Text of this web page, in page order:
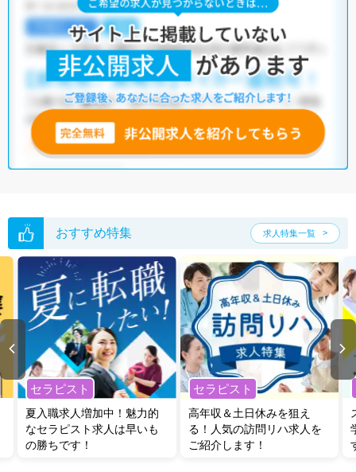
名古屋市の放射線技師求人では以下のような条件が人気です。
土日祝休・積極採用中・ 新卒OK ・ 正社員(正職員)
クリニック・訪問リハビリ(在宅医療)・その他
他の条件でも人気の求人がございますので、「こだわり条件」から検索
いただくか、お気軽にお問い合わせください。
全国の放射線技師求人から検索いただくことも可能です。
無料転職支援サービス
にお申し込みいただくと、ご希望条件をヒアリン
グした上で求人をご提案いたします。
ご希望条件がまだ定まっていない方は人気の希望条件をピックアップし
おすすめ特集 求人特集一覧
セラピスト
夏入職求人増加中！魅力的
なセラピスト求人は早いも
の勝ちです！
セラピスト
高年収＆土日休みを狙え
る！人気の訪問リハ求人を
ご紹介します！